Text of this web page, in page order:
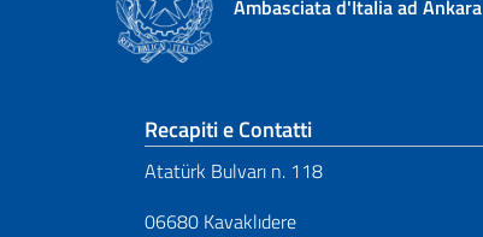
Ambasciata d'Italia ad Ankara
Sezione footer
Recapiti e Contatti
Atatürk Bulvarı n. 118
06680 Kavaklıdere